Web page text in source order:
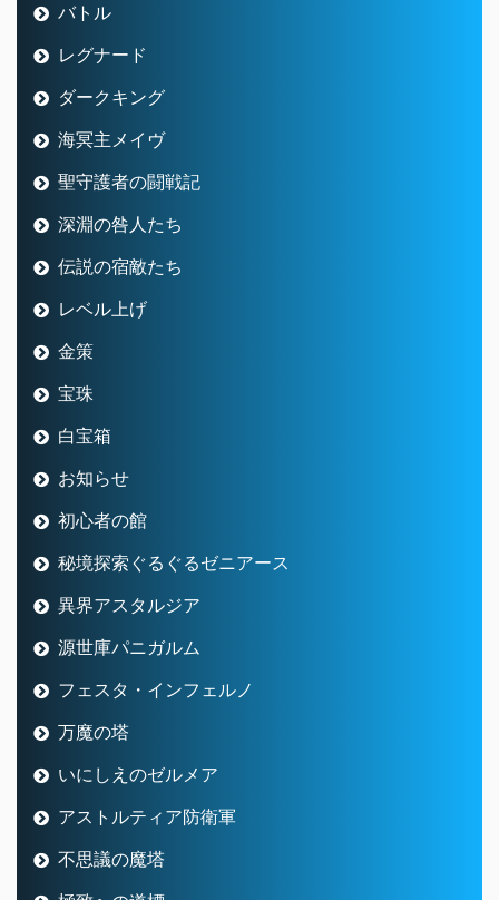
バトル
レグナード
ダークキング
海冥主メイヴ
聖守護者の闘戦記
深淵の咎人たち
伝説の宿敵たち
レベル上げ
金策
宝珠
白宝箱
お知らせ
初心者の館
秘境探索ぐるぐるゼニアース
異界アスタルジア
源世庫パニガルム
フェスタ・インフェルノ
万魔の塔
いにしえのゼルメア
アストルティア防衛軍
不思議の魔塔